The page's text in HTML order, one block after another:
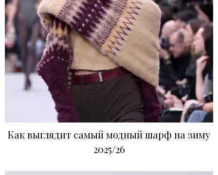
Как выглядит самый модный шарф на зиму
2025/26